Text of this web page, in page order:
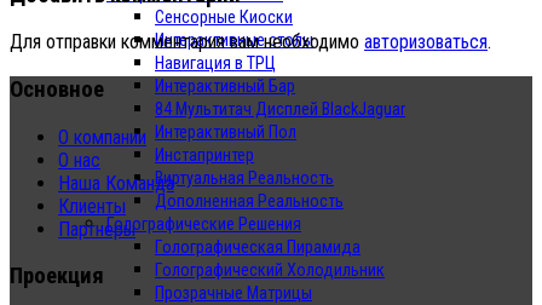
Сенсорные Киоски
Интерактивные столы
Навигация в ТРЦ
Интерактивный Бар
84 Мультитач Дисплей BlackJaguar
Интерактивный Пол
Инстапринтер
Виртуальная Реальность
Дополненная Реальность
Голографические Решения
Голографическая Пирамида
Голографический Холодильник
Прозрачные Матрицы
Для отправки комментария вам необходимо авторизоваться.
Основное
О компании
О нас
Наша Команда
Клиенты
Партнеры
Проекция